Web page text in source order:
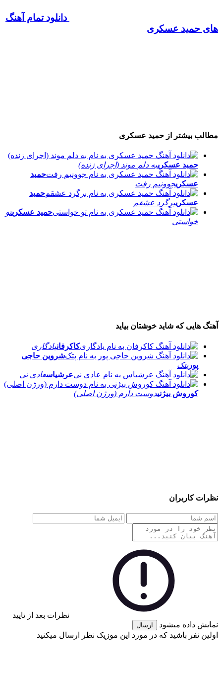
دانلود تمام آهنگ
های حمید عسکری
مطالب بیشتر از حمید عسکری
حمید عسکریبه دلم موند (اجرای زنده)
حمید
عسکریجوونیم رفت
حمید
عسکریبرگرد عشقم
حمید عسکریتو
خواستی
آهنگ هایی که شاید خوشتان بیاید
کاکرفانیادگاری
شروین حاجی
پورپتک
عرشیاسعادی نی
کوروش بیژنیدوست دارم (ورژن اصلی)
نظرات کاربران
نظرات بعد از تایید
نمایش داده میشود
ارسال
اولین نفر باشید که در مورد این موزیک نظر ارسال میکنید